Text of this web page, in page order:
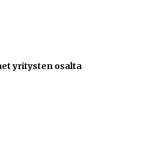
yritysten osalta